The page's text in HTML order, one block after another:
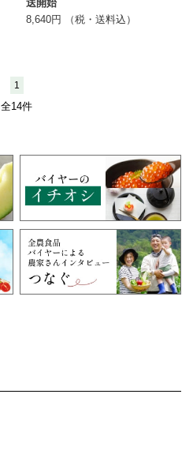
送開始
8,640円 （税・送料込）
1
全14件